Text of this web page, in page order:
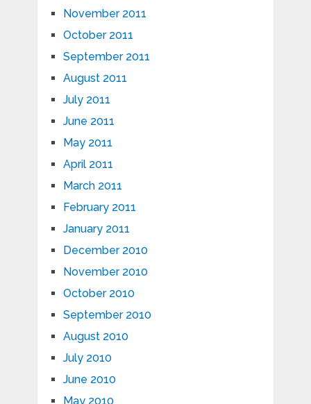
November 2011
October 2011
September 2011
August 2011
July 2011
June 2011
May 2011
April 2011
March 2011
February 2011
January 2011
December 2010
November 2010
October 2010
September 2010
August 2010
July 2010
June 2010
May 2010